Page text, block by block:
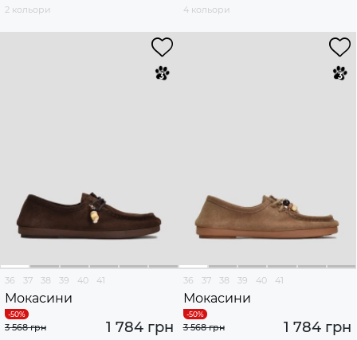
2 кольори
4 кольори
36 37 38 39 40 41
Мокасини
1 784 грн
3 568 грн
36 37 38 39 40 41
Мокасини
1 784 грн
3 568 грн